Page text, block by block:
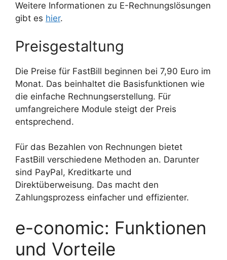
Weitere Informationen zu E-Rechnungslösungen
gibt es hier.
Preisgestaltung
Die Preise für FastBill beginnen bei 7,90 Euro im
Monat. Das beinhaltet die Basisfunktionen wie
die einfache Rechnungserstellung. Für
umfangreichere Module steigt der Preis
entsprechend.
Für das Bezahlen von Rechnungen bietet
FastBill verschiedene Methoden an. Darunter
sind PayPal, Kreditkarte und
Direktüberweisung. Das macht den
Zahlungsprozess einfacher und effizienter.
e-conomic: Funktionen
und Vorteile